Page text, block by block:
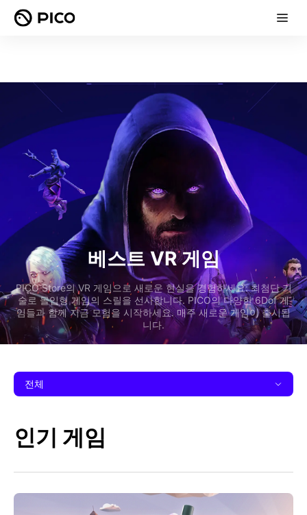
베스트 VR 게임
PICO Store의 VR 게임으로 새로운 현실을 경험하세요: 최첨단 기
술로 몰입형 게임의 스릴을 선사합니다. PICO의 다양한 6Dof 게
임들과 함께 지금 모험을 시작하세요. 매주 새로운 게임이 출시됩
니다.
전체
인기 게임